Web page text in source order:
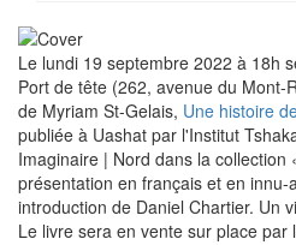
Le lundi 19 septembre 2022 à 18h
Port de tête (262, avenue du Mont-
de Myriam St-Gelais, Une histoire
publiée à Uashat par l'Institut
Imaginaire | Nord dans la collection
présentation en français et en
introduction de Daniel Chartier. Un
Le livre sera en vente sur place par